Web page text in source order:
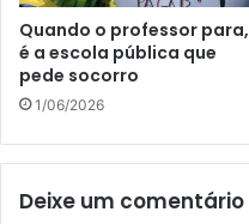
Quando o professor para,
é a escola pública que
pede socorro
1/06/2026
Deixe um comentário